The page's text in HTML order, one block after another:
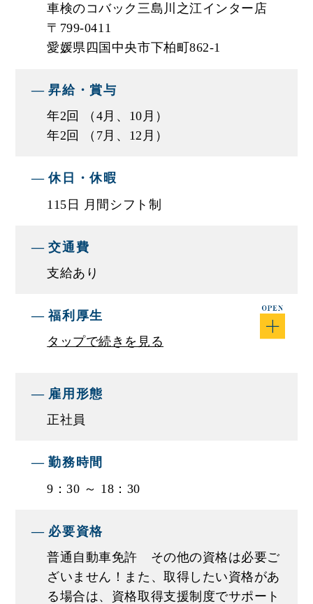
★未経験でも整備士になれる！充実の研修制度で
未経験者でも安心！
★資格取得支援制度で資格取得のサポートをしま
★クラウドサービスや各種システムの活用で無駄
な業務をカット！残業時間の短縮に努めています
★福利厚生充実で、家族も嬉しい！
■仕事内容
エスエスオートでは自動車の整備、メンテナンス
未経験の方や、経験の浅い方でもすぐに活躍でき
仕組みを体系的に学ぶことができます。研修が終
緒に実務をしていくので仕事に慣れやすいです。
まずはオイル交換や接客などのカンタンな業務か
事をしたい方におススメです。
・軽自動車から輸入車まで幅広い車種の一般整備
の専門知識や技術を修得してもらいます。
・慣れてきたら3級整備士、2級整備士の資格、ま
たは検査員の資格に挑戦し､国家資格を取得して活
躍の幅を広げましょう。
車検のコバック三島川之江インター店
〒799-0411
愛媛県四国中央市下柏町862-1
昇給・賞与
年2回 （4月、10月）
年2回 （7月、12月）
休日・休暇
115日 月間シフト制
交通費
支給あり
福利厚生
タップで続きを見る
雇用形態
正社員
勤務時間
9：30 ～ 18：30
必要資格
普通自動車免許 その他の資格は必要ご
ざいません！また、取得したい資格があ
る場合は、資格取得支援制度でサポート